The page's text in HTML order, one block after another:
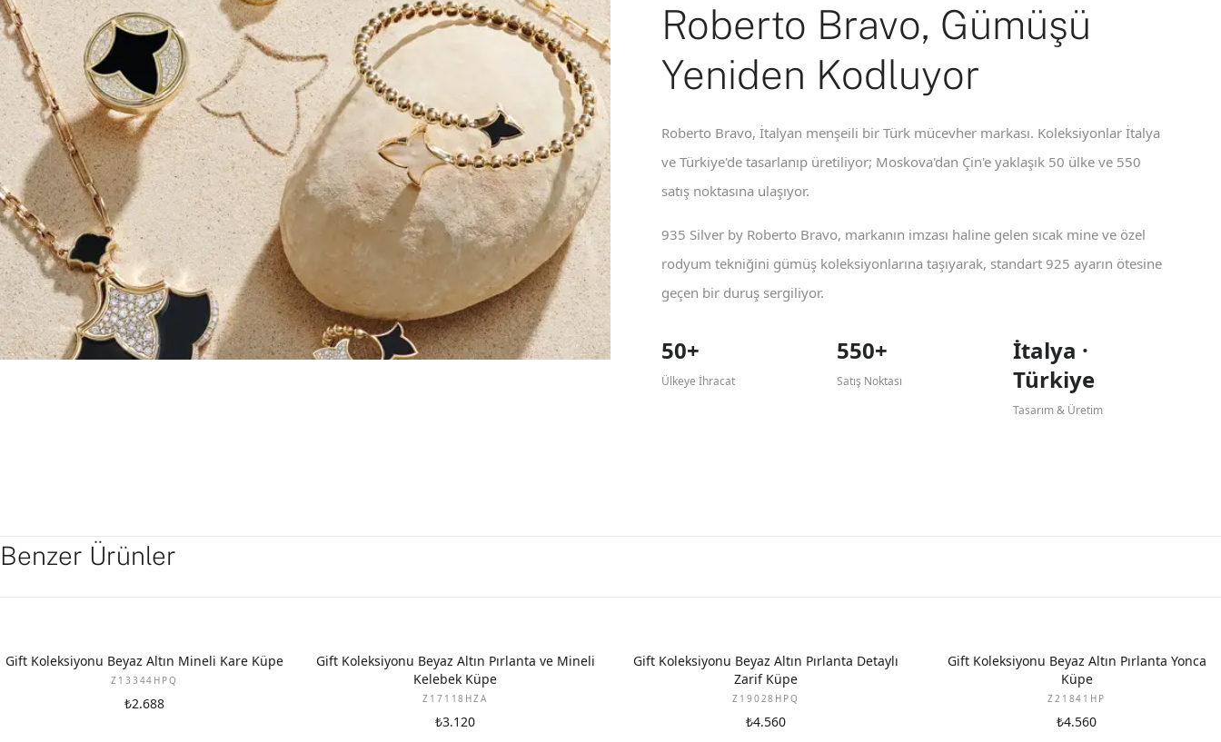
Roberto Bravo, Gümüşü
Yeniden Kodluyor
Roberto Bravo, İtalyan menşeili bir Türk mücevher markası. Koleksiyonlar İtalya
ve Türkiye'de tasarlanıp üretiliyor; Moskova'dan Çin'e yaklaşık 50 ülke ve 550
satış noktasına ulaşıyor.
935 Silver by Roberto Bravo, markanın imzası haline gelen sıcak mine ve özel
rodyum tekniğini gümüş koleksiyonlarına taşıyarak, standart 925 ayarın ötesine
geçen bir duruş sergiliyor.
50+
Ülkeye İhracat
550+
Satış Noktası
İtalya ·
Türkiye
Tasarım & Üretim
Benzer Ürünler
YENI
Gift Koleksiyonu Beyaz Altın Mineli Kare Küpe
Z13344HPQ
₺2.688
YENI
Gift Koleksiyonu Beyaz Altın Pırlanta ve Mineli
Kelebek Küpe
Z17118HZA
₺3.120
YENI
Gift Koleksiyonu Beyaz Altın Pırlanta Detaylı
Zarif Küpe
Z19028HPQ
₺4.560
YENI
Gift Koleksiyonu Beyaz Altın Pırlanta Yonca
Küpe
Z21841HP
₺4.560